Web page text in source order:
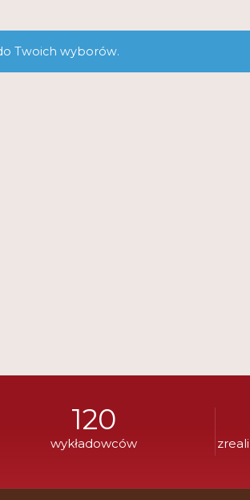
Twoich wyborów.
120
wykładowców